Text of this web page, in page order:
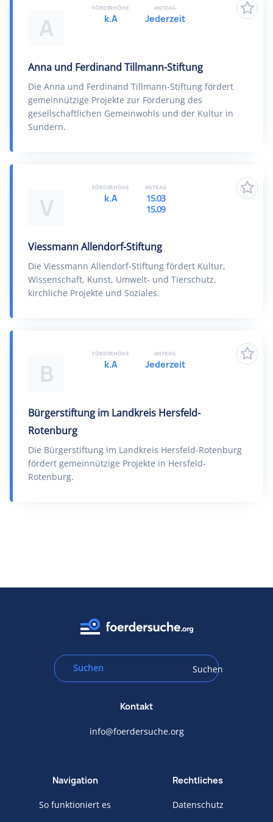
A
Anna und Ferdinand Tillmann-Stiftung
Die Anna und Ferdinand Tillmann-Stiftung fördert
gemeinnützige Projekte zur Förderung des
gesellschaftlichen Gemeinwohls und der Kultur in
Sundern.
FÖRDERHÖHE
k.A
ANTRAG
Jederzeit
V
Viessmann Allendorf-Stiftung
Die Viessmann Allendorf-Stiftung fördert Kultur,
Wissenschaft, Kunst, Umwelt- und Tierschutz,
kirchliche Projekte und Soziales.
FÖRDERHÖHE
k.A
ANTRAG
15.03
15.09
B
Bürgerstiftung im Landkreis Hersfeld-
Rotenburg
Die Bürgerstiftung im Landkreis Hersfeld-Rotenburg
fördert gemeinnützige Projekte in Hersfeld-
Rotenburg.
FÖRDERHÖHE
k.A
ANTRAG
Jederzeit
Suchen
Kontakt
info@foerdersuche.org
Navigation
So funktioniert es
Rechtliches
Datenschutz